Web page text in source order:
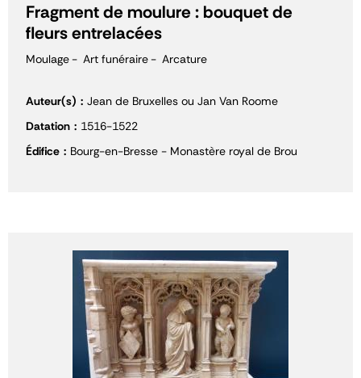
Fragment de moulure : bouquet de
fleurs entrelacées
Moulage Art funéraire Arcature
Auteur(s)
Jean de Bruxelles ou Jan Van Roome
Datation
1516-1522
Édifice
Bourg-en-Bresse - Monastère royal de Brou